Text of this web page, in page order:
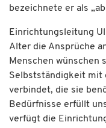
bezeichnete er als
Einrichtungsleitung
Alter die Ansprüche
Menschen wünschen
Selbstständigkeit mit
verbindet, die sie
Bedürfnisse erfüllt
verfügt die